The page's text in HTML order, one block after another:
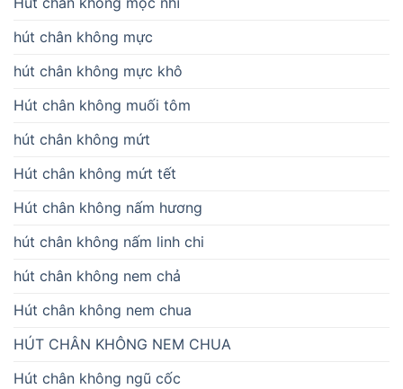
hút chân không mực
hút chân không mực khô
Hút chân không muối tôm
hút chân không mứt
Hút chân không mứt tết
Hút chân không nấm hương
hút chân không nấm linh chi
hút chân không nem chả
Hút chân không nem chua
HÚT CHÂN KHÔNG NEM CHUA
Hút chân không ngũ cốc